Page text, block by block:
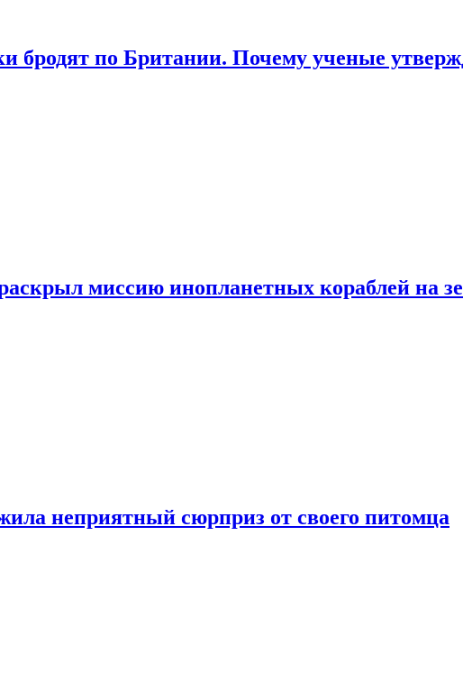
бродят по Британии. Почему ученые
миссию инопланетных кораблей на
неприятный сюрприз от своего питомца